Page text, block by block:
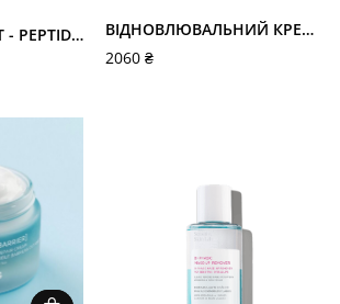
БАЛЬЗАМ-СОРБЕТ - PEPTIDE [AR]
ВІДНОВЛЮВАЛЬНИЙ КРЕМ ДЛЯ ЗОНИ НАВКОЛО ОЧЕЙ - SUPREME EYES CONTOUR
2060 ₴